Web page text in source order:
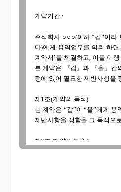
계약기간 :
주식회사 ○○○(이하 “갑”이라
다)에게 용역업무를 의뢰 하
계약서`를 체결하고, 이를 이행
본 계약은 『갑』과 『을』간
정에 있어 필요한 제반사항을
제1조(계약의 목적)
본 계약은 “갑”이 “을”에게
제반사항을 정함을 그 목적으
제2조(계약의 범위)
"을"은 "갑"이 의뢰한 다음 각